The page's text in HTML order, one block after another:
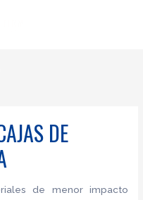
DE
de menor impacto